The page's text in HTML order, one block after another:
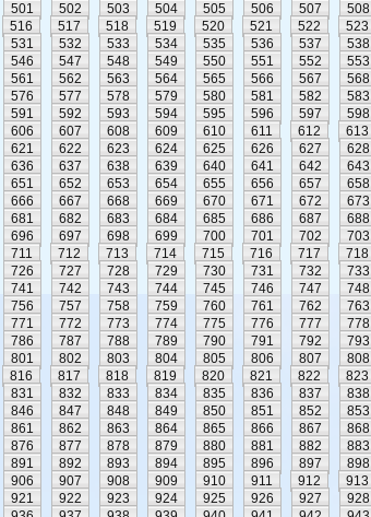
501 502 503 504 505 506 507
508
516 517 518 519 520 521 522
523
531 532 533 534 535 536 537
538
546 547 548 549 550 551 552
553
561 562 563 564 565 566 567
568
576 577 578 579 580 581 582
583
591 592 593 594 595 596 597
598
606 607 608 609 610 611 612
613
621 622 623 624 625 626 627
628
636 637 638 639 640 641 642
643
651 652 653 654 655 656 657
658
666 667 668 669 670 671 672
673
681 682 683 684 685 686 687
688
696 697 698 699 700 701 702
703
711 712 713 714 715 716 717
718
726 727 728 729 730 731 732
733
741 742 743 744 745 746 747
748
756 757 758 759 760 761 762
763
771 772 773 774 775 776 777
778
786 787 788 789 790 791 792
793
801 802 803 804 805 806 807
808
816 817 818 819 820 821 822
823
831 832 833 834 835 836 837
838
846 847 848 849 850 851 852
853
861 862 863 864 865 866 867
868
876 877 878 879 880 881 882
883
891 892 893 894 895 896 897
898
906 907 908 909 910 911 912
913
921 922 923 924 925 926 927
928